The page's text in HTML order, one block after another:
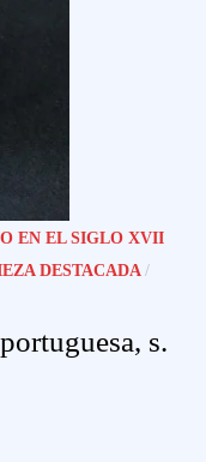
EN EL SIGLO XVII
DESTACADA/
s.